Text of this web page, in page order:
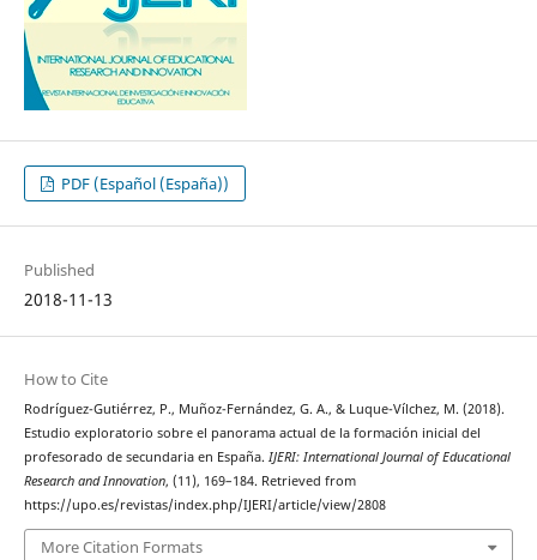
PDF (Español (España))
Published
2018-11-13
How to Cite
Rodríguez-Gutiérrez, P., Muñoz-Fernández, G. A., & Luque-Vílchez, M. (2018).
Estudio exploratorio sobre el panorama actual de la formación inicial del
profesorado de secundaria en España. IJERI: International Journal of Educational
Research and Innovation, (11), 169–184. Retrieved from
https://upo.es/revistas/index.php/IJERI/article/view/2808
More Citation Formats